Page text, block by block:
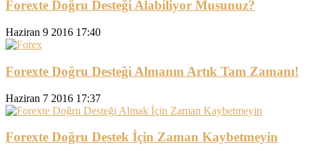
Forexte Doğru Desteği Alabiliyor Musunuz?
Haziran 9 2016 17:40
Forexte Doğru Desteği Almanın Artık Tam Zamanı!
Haziran 7 2016 17:37
Forexte Doğru Destek İçin Zaman Kaybetmeyin